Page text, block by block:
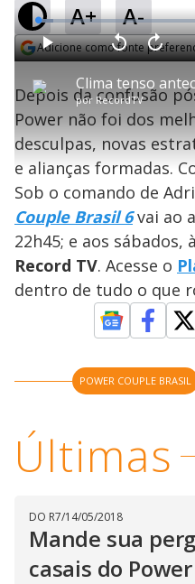
A+ A-
Adicione como fonte
l
i
por RecordTV
P V
t
a
r
1
e
g
n
d
o
s
A
n
ç
a
1
s
e
u
n
o
s
M
d
o
L
o
a
d
e
5
.
3
3
%
Depois da confusão
Power não foi dos
desculpas, novas
e alianças formadas.
Sob o comando de
Couple Brasil 6vai ao
22h45; e aos sábados,
Record TV. Acesse o
dentro de tudo o que
POWER COUPLE BRASIL
Últimas
DO R7/14/05/2018
Mande sua
casais do